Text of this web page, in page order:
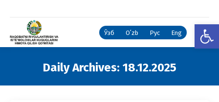
Ўзб Oʻzb Рус Eng
Daily Archives: 18.12.2025